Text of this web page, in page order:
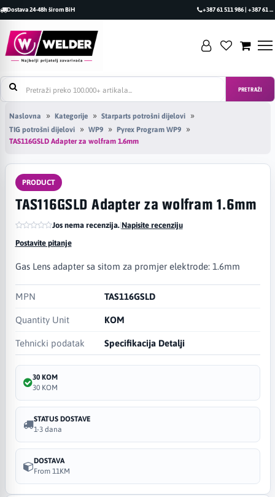
Dostava 24-48h širom BiH +387 61 511 986 | +387 61 493 470
PRETRAŽI
Naslovna Kategorije
Starparts potrošni dijelovi
TIG potrošni dijelovi
WP9
Pyrex Program WP9
TAS116GSLD Adapter za wolfram 1.6mm
PRODUCT
TAS116GSLD Adapter za wolfram 1.6mm
Jos nema recenzija.|Napisite recenziju
Postavite pitanje
Gas Lens adapter sa sitom za promjer elektrode: 1.6mm
MPN TAS116GSLD
Quantity Unit KOM
Tehnicki podatak Specifikacija Detalji
30 KOM
30 KOM
STATUS DOSTAVE
1-3 dana
DOSTAVA
From 11KM